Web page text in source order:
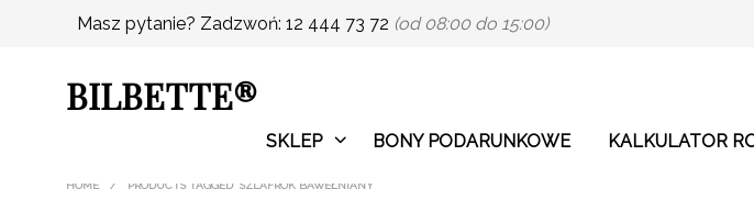
Masz pytanie? Zadzwoń: 12 444 73 72 (od 08:00 do 15:00)
BILBETTE®
SKLEP BONY PODARUNKOWE KALKULATOR
HOME / PRODUCTS TAGGED “SZLAFROK BAWEŁNIANY”